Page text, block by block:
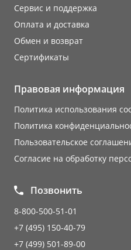
Сервис и поддержка
Оплата и доставка
Обмен и возврат
Сертификаты
Правовая информация
Политика использования
Политика
Пользовательское
Согласие на обработку
Позвонить
8-800-500-51-01
+7 (495) 150-40-79
+7 (499) 501-89-00